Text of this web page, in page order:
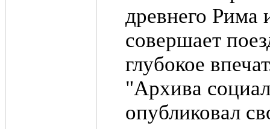
древнего Рима
совершает
глубокое
"Архива
опубликовал